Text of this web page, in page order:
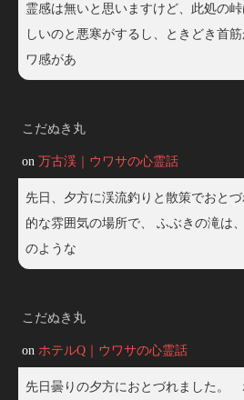
霊感は無いと思いますけど、此処の
しいのと悪寒がするし、ときどき首
ワ感があ
こだぬき丸
on 万古渓｜ウワサの心霊話
先日、夕方に渓流釣りと散策でおと
的な雰囲気の場所で、 ふぶきの滝は
のような
こだぬき丸
on ホテルQ｜ウワサの心霊話
先日曇りの夕方におとづれました。